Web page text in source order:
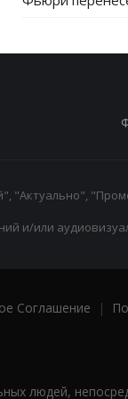
"Актуально",
и/или
Соглашение |
людей,